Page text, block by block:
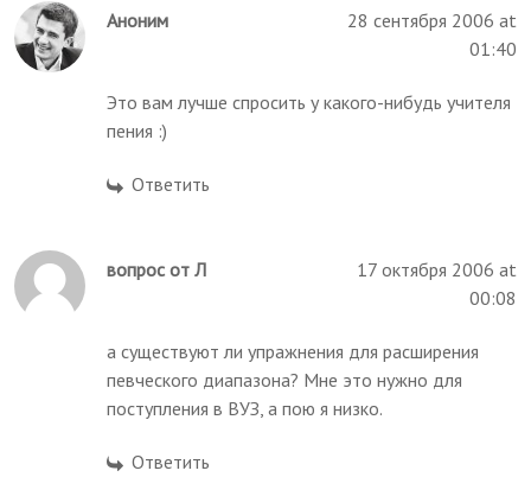
Аноним
28 сентября 2006 at
01:40
Это вам лучше спросить у какого-нибудь учителя
пения :)
Ответить
вопрос от Л
17 октября 2006 at
00:08
а существуют ли упражнения для расширения
певческого диапазона? Мне это нужно для
поступления в ВУЗ, а пою я низко.
Ответить